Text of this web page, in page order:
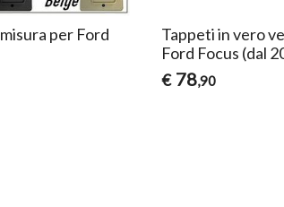
per Ford
Tappeti in vero
Ford Focus (dal
€ 78,90